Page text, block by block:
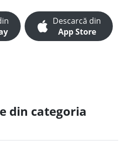
Descarcă din
App Store
din categoria